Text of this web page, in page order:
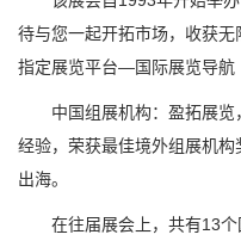
待与您一起开拓市场，收获
指定展览平台—国际展览导航
中国组展机构：盈拓展览
经验，荣获最佳境外组展机
出海。
在往届展会上，共有13个